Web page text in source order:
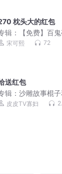
枕头大的红包
辑：
【免费】百
人与妖的羁绊
宋可熙 72
送红包
辑：沙雕故事棍
皮皮TV寡妇